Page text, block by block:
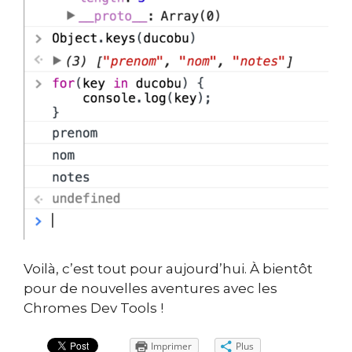
Voilà, c’est tout pour aujourd’hui. À bientôt
pour de nouvelles aventures avec les
Chromes Dev Tools !
Imprimer Plus